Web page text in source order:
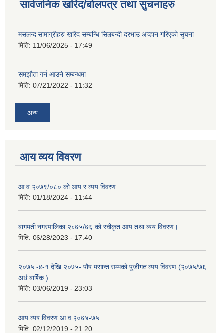
सार्वजनिक खरिद/बोलपत्र तथा सुचनाहरु
मसलन्द सामाग्रीहरु खरिद सम्बन्धि सिलबन्दी दरभाउ आव्हान गरिएको सुचना
मिति: 11/06/2025 - 17:49
समझौता गर्न आउने सम्बन्धमा
मिति: 07/21/2022 - 11:32
अन्य
आय व्यय विवरण
आ.व.२०७९/०८० को आय र व्यय विवरण
मिति: 01/18/2024 - 11:44
बागमती नगरपालिका २०७५/७६ को स्वीकृत आय तथा व्यय विवरण।
मिति: 06/28/2023 - 17:40
२०७५ -४-१ देखि २०७५- पौष मसान्त सम्मको पुजीगत व्यय विवरण (२०७५/७६
अर्ध बार्षिक )
मिति: 03/06/2019 - 23:03
आय व्यय विवरण आ.व.२०७४-७५
मिति: 02/12/2019 - 21:20